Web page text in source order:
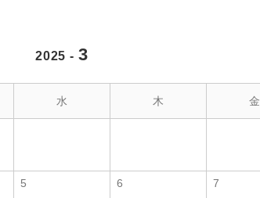
2025 - 3
水 木 金
5 6 7